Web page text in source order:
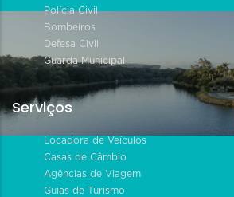
Polícia Civil
Bombeiros
Defesa Civil
Guarda Municipal
Serviços
Locadora de Veículos
Casas de Câmbio
Agências de Viagem
Guias de Turismo